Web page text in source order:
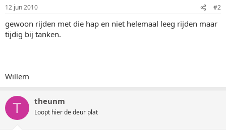
12 jun 2010 #2
gewoon rijden met die hap en niet helemaal leeg rijden maar
tijdig bij tanken.
Willem
T theunm
Loopt hier de deur plat